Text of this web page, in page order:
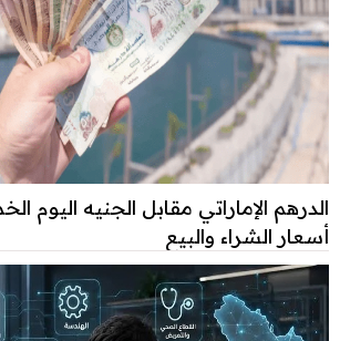
الدرهم الإماراتي مقابل الجنيه اليوم
أسعار الشراء والبيع